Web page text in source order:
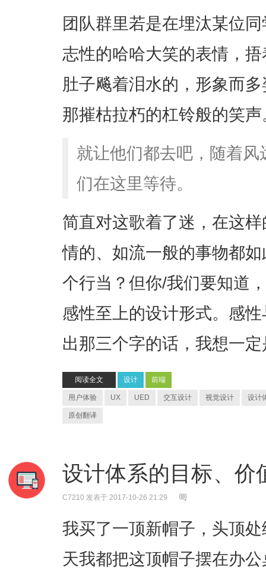
团队群里若是在埋汰某位
志性的哈哈大笑的表情，
肚子飚着泪水的，形象而
那摧枯拉朽的杠铃般的笑声
就让他们都去吧，随着
们在这里等待。
简直对这歌着了迷，在这
情的、如流一般的事物都
个行当？但你/我们要知道
感性至上的设计形式。感
出那三个字的话，我想一定
阅读全文 设计 前端
用户体验 UX UED 交互设计 视觉设计 设计
原创翻译
设计体系的目标、
C7210 发表于 2017-10-26 21:29
我买了一顶新帽子，头顶
天我都把这顶帽子摆在办